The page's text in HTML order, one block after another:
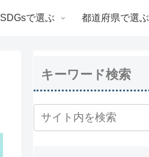
SDGsで選ぶ 都道府県で選ぶ
キーワード検索